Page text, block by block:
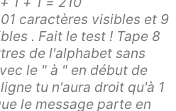
caractères visibles et 9
. Fait le test ! Tape 8
de l'alphabet sans
le " à " en début de
tu n'aura droit qu'à 1
le message parte en